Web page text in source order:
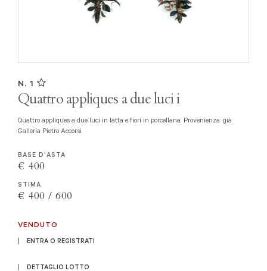
N. 1
Quattro appliques a due luci i
Quattro appliques a due luci in latta e fiori in porcellana. Provenienza: già
Galleria Pietro Accorsi.
BASE D'ASTA
€ 400
STIMA
€ 400 / 600
VENDUTO
ENTRA O REGISTRATI
DETTAGLIO LOTTO